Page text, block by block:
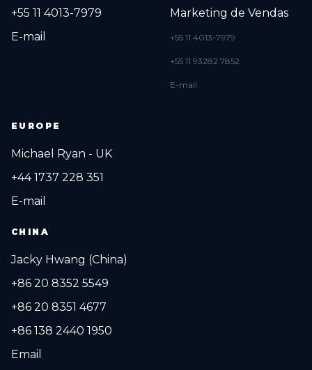
+55 11 4013-7979
E-mail
Marketing de Vendas
+55 11 4013-7979
+55 11 93282 7852
E-mail
EUROPE
Michael Ryan - UK
+44 1737 228 351
E-mail
CHINA
Jacky Hwang (China)
+86 20 8352 5549
+86 20 8351 4677
+86 138 2440 1950
Email